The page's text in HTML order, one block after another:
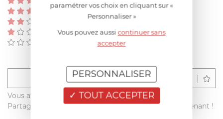
(0)
Déposer un avis
Vous avez acheté ce produit sur francisbatt.com ?
Partagez votre avis avec les autres clients dès maintenant !
paramétrer vos choix en cliquant sur «
Personnaliser »
Vous pouvez aussicontinuer sans
accepter
TOUT ACCEPTER
PERSONNALISER